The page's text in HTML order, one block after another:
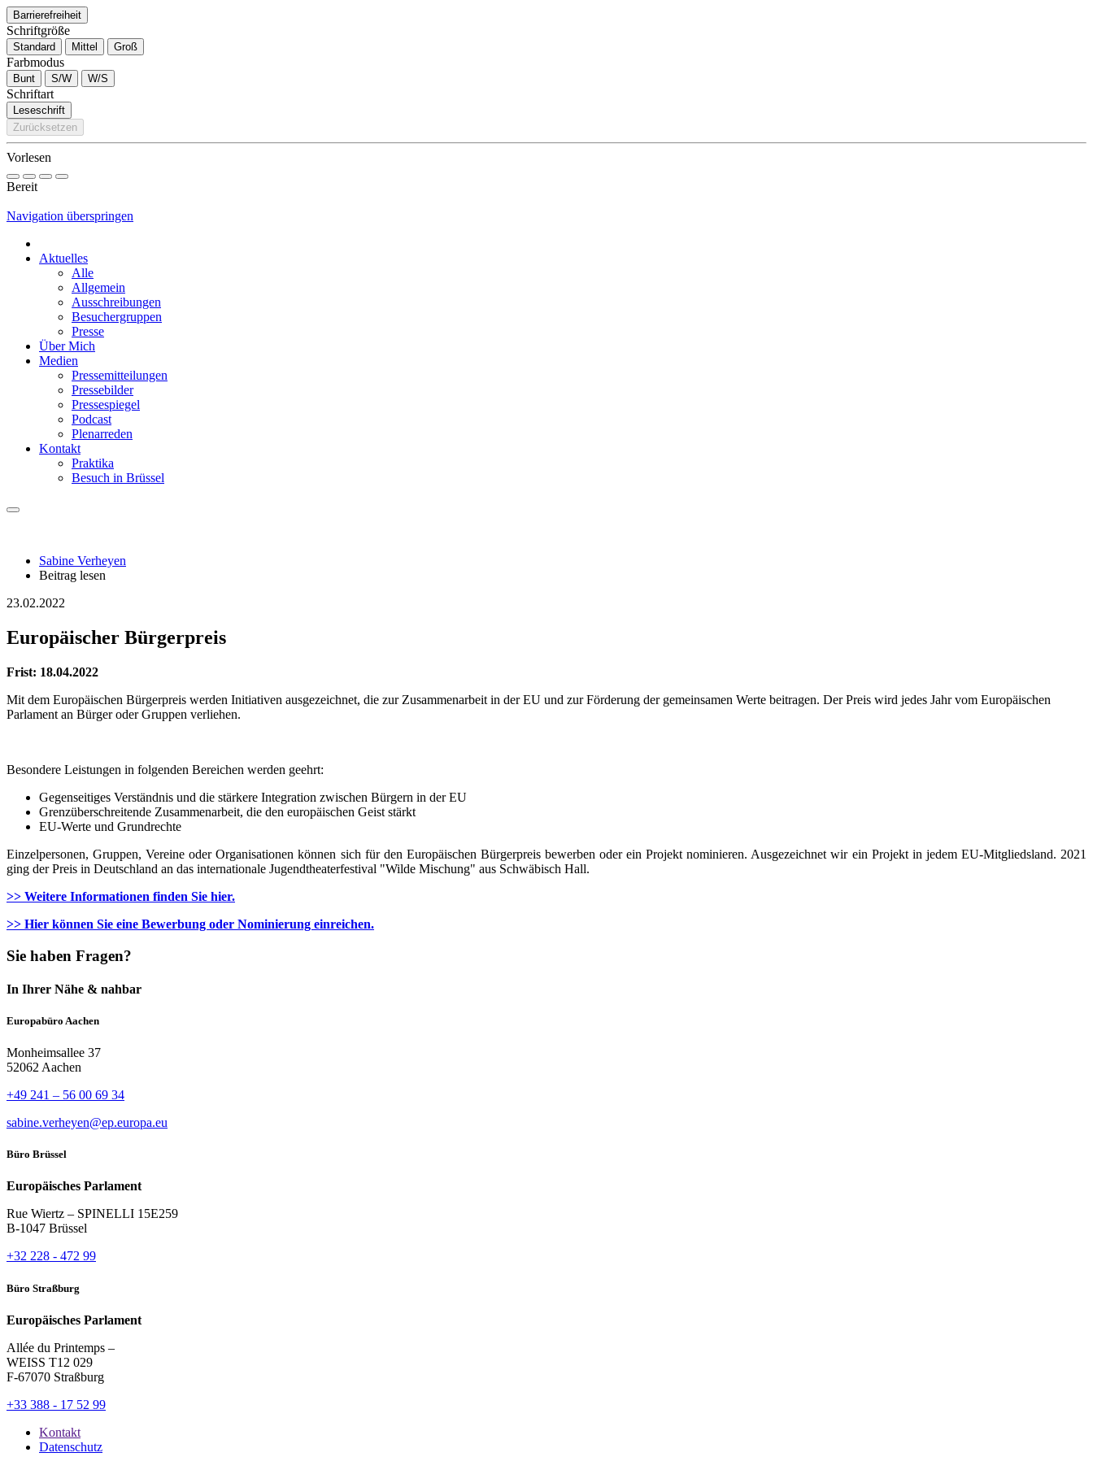
Barrierefreiheit
Schriftgröße
Standard Mittel Groß
Farbmodus
Bunt S/W W/S
Schriftart
Leseschrift
Zurücksetzen
Vorlesen
Bereit
Navigation überspringen
Aktuelles
Alle
Allgemein
Ausschreibungen
Besuchergruppen
Presse
Über Mich
Medien
Pressemitteilungen
Pressebilder
Pressespiegel
Podcast
Plenarreden
Kontakt
Praktika
Besuch in Brüssel
Sabine Verheyen
Beitrag lesen
23.02.2022
Europäischer Bürgerpreis
Frist: 18.04.2022
Mit dem Europäischen Bürgerpreis werden Initiativen ausgezeichnet, die zur Zusammenarbeit in der EU und zur Förderung der gemeinsamen Werte beitragen. Der Preis wird jedes Jahr vom Europäischen
Parlament an Bürger oder Gruppen verliehen.
Besondere Leistungen in folgenden Bereichen werden geehrt:
Gegenseitiges Verständnis und die stärkere Integration zwischen Bürgern in der EU
Grenzüberschreitende Zusammenarbeit, die den europäischen Geist stärkt
EU-Werte und Grundrechte
Einzelpersonen, Gruppen, Vereine oder Organisationen können sich für den Europäischen Bürgerpreis bewerben oder ein Projekt nominieren. Ausgezeichnet wir ein Projekt in jedem EU-Mitgliedsland. 2021
ging der Preis in Deutschland an das internationale Jugendtheaterfestival "Wilde Mischung" aus Schwäbisch Hall.
>> Weitere Informationen finden Sie hier.
>> Hier können Sie eine Bewerbung oder Nominierung einreichen.
Sie haben Fragen?
In Ihrer Nähe & nahbar
Europabüro Aachen
Monheimsallee 37
52062 Aachen
+49 241 – 56 00 69 34
sabine.verheyen@ep.europa.eu
Büro Brüssel
Europäisches Parlament
Rue Wiertz – SPINELLI 15E259
B-1047 Brüssel
+32 228 - 472 99
Büro Straßburg
Europäisches Parlament
Allée du Printemps –
WEISS T12 029
F-67070 Straßburg
+33 388 - 17 52 99
Kontakt
Datenschutz